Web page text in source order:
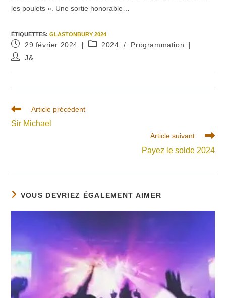
les poulets ». Une sortie honorable…
ÉTIQUETTES:GLASTONBURY 2024
Publication
publiée :
29 février 2024
Post2024 /
Programmation
Auteur/autrice
J&
Read
articles
Article précédent
Sir Michael
Article suivant
Payez le solde 2024
VOUS DEVRIEZ ÉGALEMENT AIMER